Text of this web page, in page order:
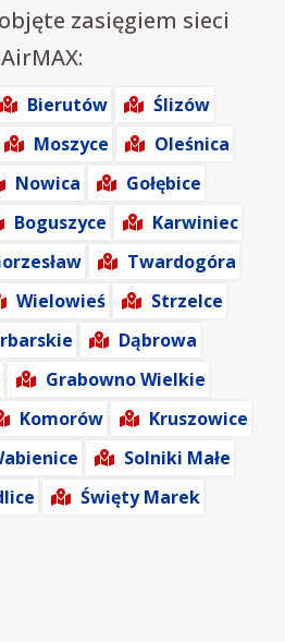
zasięgiem sieci
AirMAX:
Bierutów
Ślizów
Moszyce
Oleśnica
Nowica
Gołębice
Boguszyce
Karwiniec
Twardogóra
Wielowieś
Strzelce
Dąbrowa
Grabowno Wielkie
Komorów
Kruszowice
Solniki Małe
Święty Marek